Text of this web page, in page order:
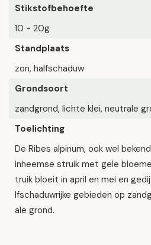
Stikstofbehoefte
10 - 20g
Standplaats
zon, halfschaduw
Grondsoort
zandgrond, lichte klei, neutrale
Toelichting
De Ribes alpinum, ook wel
inheemse struik met gele
truik bloeit in april en mei en
lfschaduwrijke gebieden op
ale grond.